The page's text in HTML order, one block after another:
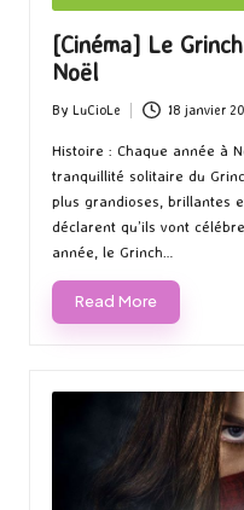
[Cinéma] Le
Noël
Posted
by
By LuCioLe 18 janvier
Histoire : Chaque année à
tranquillité solitaire du
plus grandioses, brillantes
déclarent qu’ils vont
année, le Grinch…
Read More